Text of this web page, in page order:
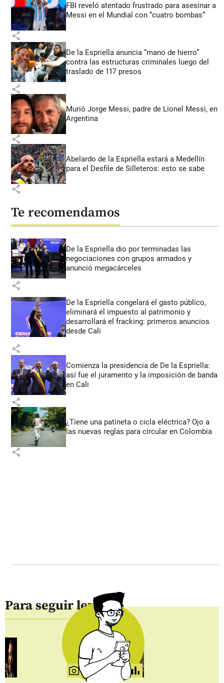
FBI reveló atentado frustrado para asesinar a
Messi en el Mundial con “cuatro bombas”
share
De la Espriella anuncia “mano de hierro”
contra las estructuras criminales luego del
traslado de 117 presos
share
Murió Jorge Messi, padre de Lionel Messi, en
Argentina
share
Abelardo de la Espriella estará a Medellín
para el Desfile de Silleteros: esto se sabe
share
Te recomendamos
De la Espriella dio por terminadas las
negociaciones con grupos armados y
anunció megacárceles
share
De la Espriella congelará el gasto público,
eliminará el impuesto al patrimonio y
desarrollará el fracking: primeros anuncios
desde Cali
share
Comienza la presidencia de De la Espriella:
así fue el juramento y la imposición de banda
en Cali
share
¿Tiene una patineta o cicla eléctrica? Ojo a
las nuevas reglas para circular en Colombia
share
Para seguir leyendo